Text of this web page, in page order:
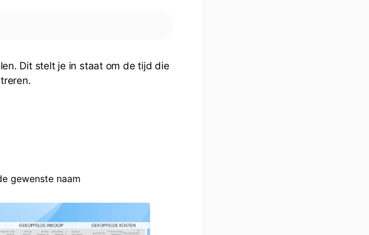
Dit stelt je in staat om de tijd die
gewenste naam